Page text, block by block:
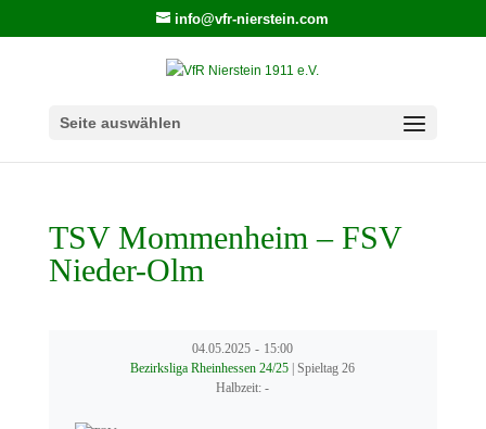
info@vfr-nierstein.com
Seite auswählen
TSV Mommenheim – FSV
Nieder-Olm
04.05.2025 - 15:00
Bezirksliga Rheinhessen 24/25 | Spieltag 26
Halbzeit: -